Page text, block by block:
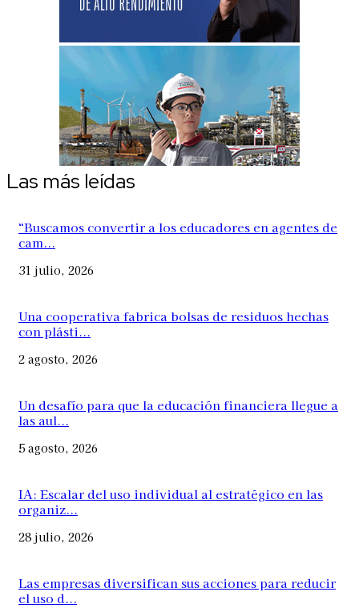
Las más leídas
“Buscamos convertir a los educadores en agentes de
cam...
31 julio, 2026
Una cooperativa fabrica bolsas de residuos hechas
con plásti...
2 agosto, 2026
Un desafío para que la educación financiera llegue a
las aul...
5 agosto, 2026
IA: Escalar del uso individual al estratégico en las
organiz...
28 julio, 2026
Las empresas diversifican sus acciones para reducir
el uso d...